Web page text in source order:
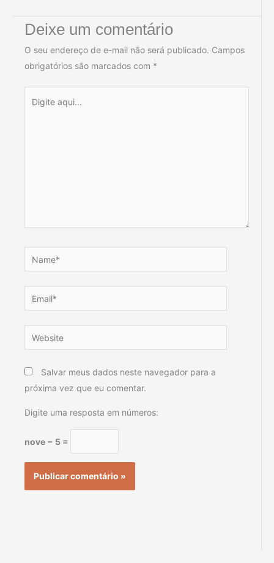
Deixe um comentário
O seu endereço de e-mail não será publicado. Campos
obrigatórios são marcados com *
aqui...
Email*
Website
Salvar meus dados neste navegador para a
próxima vez que eu comentar.
Digite uma resposta em números:
nove − 5 =